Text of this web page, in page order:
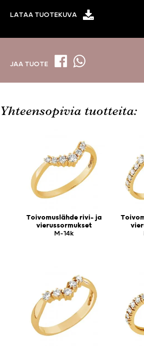
LATAA TUOTEKUVA
JAA TUOTE
Yhteensopivia tuotteita:
Toivomuslähde rivi- ja
vierussormukset
M-14k